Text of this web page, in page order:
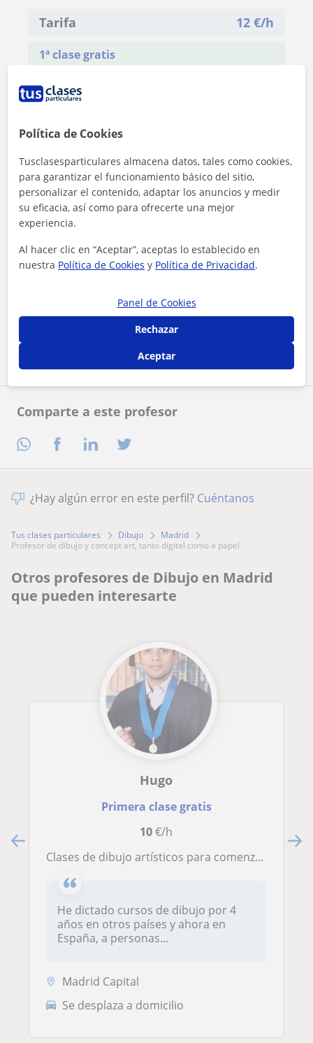
Comparte a este profesor
Tarifa 12 €/h
1ª clase gratis
Al hacer clic, aceptas nuestro aviso legal
Contactar ahora
¿Hay algún error en este perfil? Cuéntanos
Tus clases particulares Dibujo
Madrid
profesor de dibujo y concept art, tanto digital como a papel
Otros profesores de Dibujo en Madrid
que pueden interesarte
Hugo
Primera clase gratis
10€/h
Clases de dibujo artísticos para comenzar en el mundo del realismo, caricaturas y Anime
He dictado cursos de dibujo por 4
años en otros países y ahora en
España, a personas...
Madrid Capital
Se desplaza a domicilio
Política de Cookies
Tusclasesparticulares almacena datos, tales como cookies,
para garantizar el funcionamiento básico del sitio,
personalizar el contenido, adaptar los anuncios y medir
su eficacia, así como para ofrecerte una mejor
experiencia.
Al hacer clic en “Aceptar”, aceptas lo establecido en
nuestra Política de Cookies y Política de Privacidad.
Panel de Cookies
Rechazar
Aceptar